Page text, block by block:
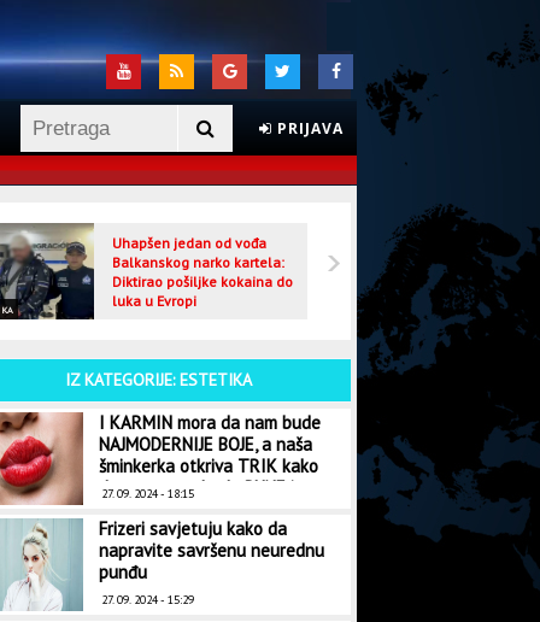
PRIJAVA
Uhapšen jedan od vođa
Balkanskog narko kartela:
Diktirao pošiljke kokaina do
luka u Evropi
CRNA HRONIKA
IZ KATEGORIJE: ESTETIKA
I KARMIN mora da nam bude
NAJMODERNIJE BOJE, a naša
šminkerka otkriva TRIK kako
da vam usne budu PUNE i
27. 09. 2024 - 18:15
Frizeri savjetuju kako da
napravite savršenu neurednu
punđu
27. 09. 2024 - 15:29